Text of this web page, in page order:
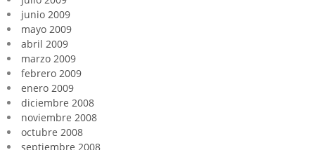
junio 2009
mayo 2009
abril 2009
marzo 2009
febrero 2009
enero 2009
diciembre 2008
noviembre 2008
octubre 2008
septiembre 2008